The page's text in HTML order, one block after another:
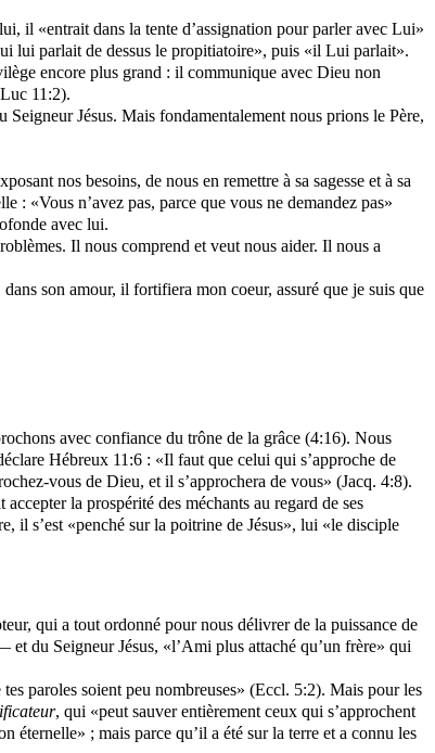
il «entrait dans la tente d’assignation pour parler avec Lui»
lui parlait de dessus le propitiatoire», puis «il Lui parlait».
encore plus grand : il communique avec Dieu non
11:2).
Seigneur Jésus. Mais fondamentalement nous prions le Père,
nos besoins, de nous en remettre à sa sagesse et à sa
: «Vous n’avez pas, parce que vous ne demandez pas»
avec lui.
Il nous comprend et veut nous aider. Il nous a
son amour, il fortifiera mon coeur, assuré que je suis que
avec confiance du trône de la grâce (4:16). Nous
Hébreux 11:6 : «Il faut que celui qui s’approche de
vous de Dieu, et il s’approchera de vous» (Jacq. 4:8).
la prospérité des méchants au regard de ses
il s’est «penché sur la poitrine de Jésus», lui «le disciple
qui a tout ordonné pour nous délivrer de la puissance de
du Seigneur Jésus, «l’Ami plus attaché qu’un frère» qui
paroles soient peu nombreuses» (Eccl. 5:2). Mais pour les
, qui «peut sauver entièrement ceux qui s’approchent
; mais parce qu’il a été sur la terre et a connu les